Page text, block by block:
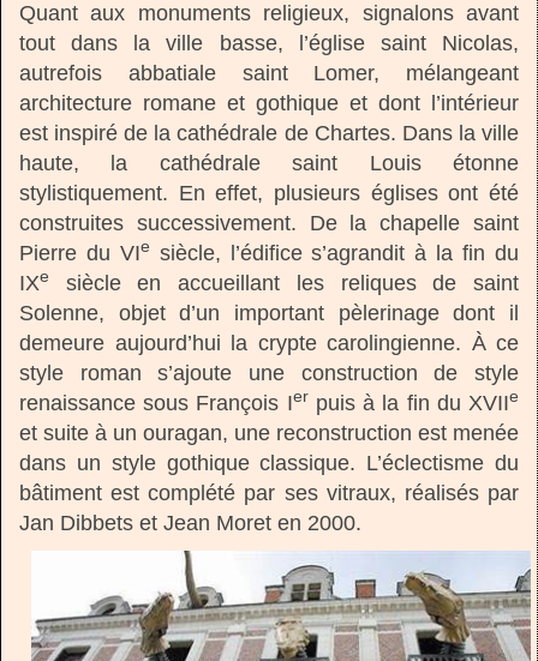
Quant aux monuments religieux, signalons avant
tout dans la ville basse, l’église saint Nicolas,
autrefois abbatiale saint Lomer, mélangeant
architecture romane et gothique et dont l’intérieur
est inspiré de la cathédrale de Chartes. Dans la ville
haute, la cathédrale saint Louis étonne
stylistiquement. En effet, plusieurs églises ont été
construites successivement. De la chapelle saint
Pierre du VIe siècle, l’édifice s’agrandit à la fin du
IXe
siècle en accueillant les reliques de saint
Solenne, objet d’un important pèlerinage dont il
demeure aujourd’hui la crypte carolingienne. À ce
style roman s’ajoute une construction de style
renaissance sous François Ier puis à la fin du XVIIe
et suite à un ouragan, une reconstruction est menée
dans un style gothique classique. L’éclectisme du
bâtiment est complété par ses vitraux, réalisés par
Jan Dibbets et Jean Moret en 2000.